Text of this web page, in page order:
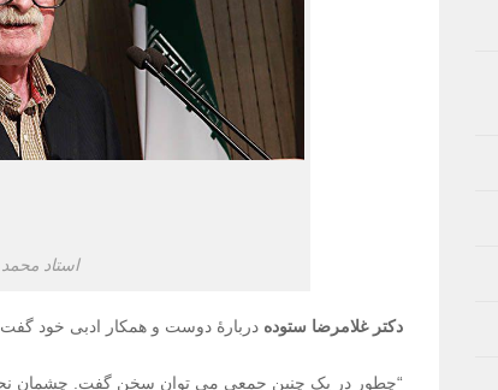
استاد
دکتر غلامرضا ستوده دربارۀ دوست و همکار ادبی خود
“چطور در یک چنین جمعی می توان سخن گفت. چشمان